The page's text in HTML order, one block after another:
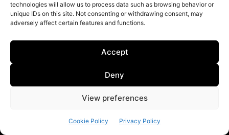
technologies will allow us to process data such as browsing behavior or
unique IDs on this site. Not consenting or withdrawing consent, may
adversely affect certain features and functions.
Accept
Deny
View preferences
Cookie Policy Privacy Policy